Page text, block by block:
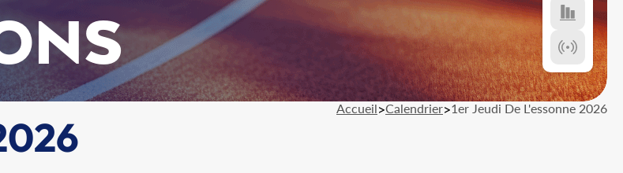
Accueil>Calendrier>1er Jeudi De L'essonne 2026